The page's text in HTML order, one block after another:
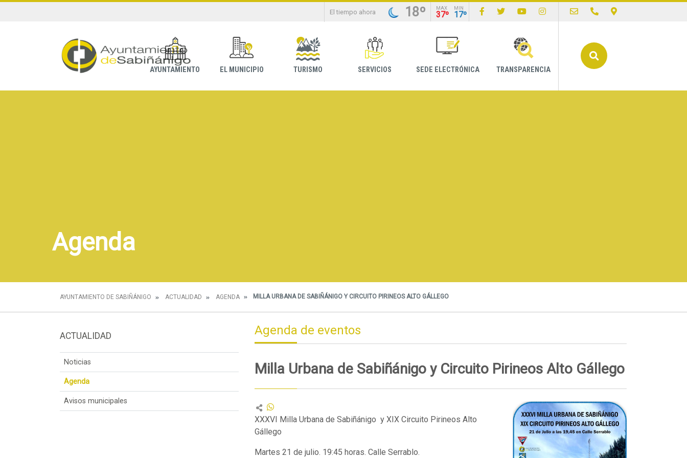
El tiempo ahora 18º MAX
37º
MIN
17º
AYUNTAMIENTO EL MUNICIPIO TURISMO SERVICIOS SEDE ELECTRÓNICA TRANSPARENCIA
Agenda
AYUNTAMIENTO DE SABIÑÁNIGO ACTUALIDAD AGENDA MILLA URBANA DE SABIÑÁNIGO Y CIRCUITO PIRINEOS ALTO GÁLLEGO
ACTUALIDAD
Noticias
Agenda
Avisos municipales
Agenda de eventos
Milla Urbana de Sabiñánigo y Circuito Pirineos Alto Gállego
XXXVI Milla Urbana de Sabiñánigo y XIX Circuito Pirineos Alto
Gállego
Martes 21 de julio. 19:45 horas. Calle Serrablo.